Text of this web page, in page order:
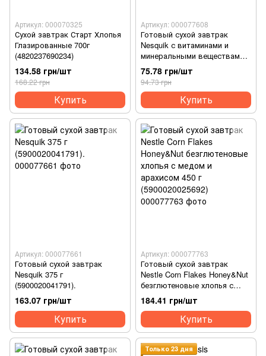
Артикул: 000070325
Сухой завтрак Старт Хлопья
Глазированные 700г
(4820237690234)
134.58 грн/шт
168.22 грн
Купить
Артикул: 000077608
Готовый сухой завтрак
Nesquik с витаминами и
минеральными веществами
200г (5900020042941)
75.78 грн/шт
94.73 грн
Купить
Артикул: 000077661
Готовый сухой завтрак
Nesquik 375 г
(5900020041791).
163.07 грн/шт
Купить
Артикул: 000077763
Готовый сухой завтрак
Nestle Corn Flakes Honey&Nut
безглютеновые хлопья с
медом и арахисом 450 г
(5900020025692)
184.41 грн/шт
Купить
Только 23 дня